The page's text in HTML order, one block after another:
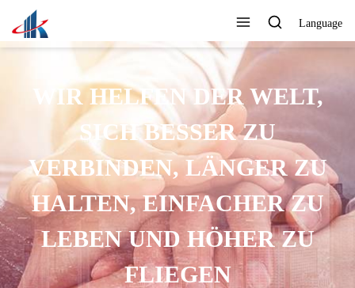
Language
WIR HELFEN DER WELT,
SICH BESSER ZU
VERBINDEN, LÄNGER ZU
HALTEN, EINFACHER ZU
LEBEN UND HÖHER ZU
FLIEGEN